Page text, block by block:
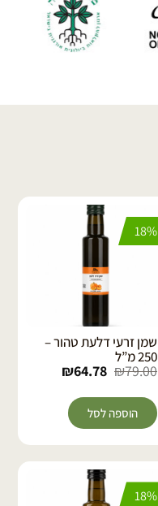
18%
שמן זרעי דלעת טהור –
250 מ”ל
₪79.00
₪64.78
הוספה לסל
18%